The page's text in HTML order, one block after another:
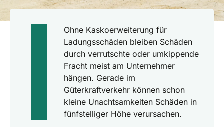
Ohne Kaskoerweiterung für
Ladungsschäden bleiben Schäden
durch verrutschte oder umkippende
Fracht meist am Unternehmer
hängen. Gerade im
Güterkraftverkehr können schon
kleine Unachtsamkeiten Schäden in
fünfstelliger Höhe verursachen.